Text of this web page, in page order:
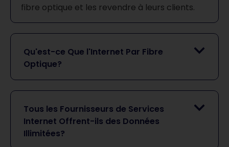
fibre optique et les revendre à leurs clients.
Qu'est-ce Que l'Internet Par Fibre
Optique?
Tous les Fournisseurs de Services
Internet Offrent-ils des Données
Illimitées?